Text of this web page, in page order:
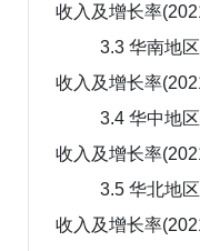
收入及增长率
3.3 华南地
收入及增长率
3.4 华中地
收入及增长率
3.5 华北地
收入及增长率